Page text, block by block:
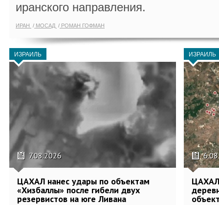
иранского направления.
ИРАН МОСАД РОМАН ГОФМАН
ИЗРАИЛЬ
7.08.2026
ЦАХАЛ нанес удары по объектам
«Хизбаллы» после гибели двух
резервистов на юге Ливана
ИЗРАИЛЬ